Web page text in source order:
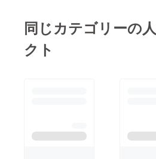
同じカテゴリーの
クト